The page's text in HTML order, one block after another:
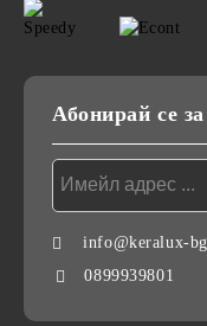
Абонирай се
info@keralux-
0899939801